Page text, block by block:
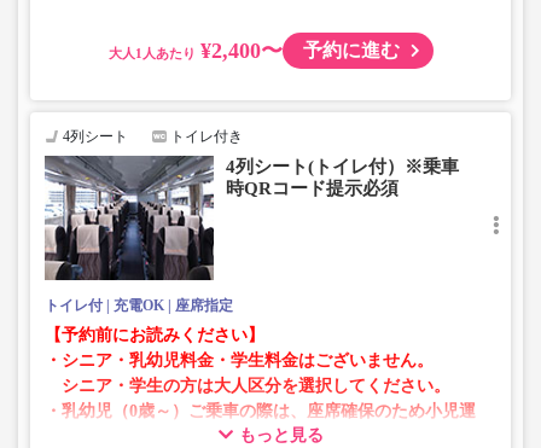
・AM1時～5時の間はシステムメンテナンスの為ご予約が
・在庫の状況はリアルタイムの表示ではございません。
※売り切れの場合でも残数が表示される場合がありま
す。
・販売日・便ごとに随時価格が変動いたします。購入時に
販売価格をご確認の上でご予約をお願いいたします。
・一部取り扱いのない停留所がある場合がございます。
大人 ¥2,400〜 予約に進む
4列シート トイレ付き
4列シート(トイレ付）※乗車
時QRコード提示必須
トイレ付 充電OK 座席指定
【予約前にお読みください】
・シニア・乳幼児料金・学生料金はございません。
シニア・学生の方は大人区分を選択してください。
・乳幼児（0歳～）ご乗車の際は、座席確保のため小児運
賃での乗車券が必要です。もっと見る